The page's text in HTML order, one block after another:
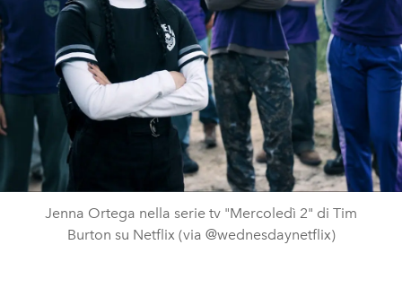
Jenna Ortega nella serie tv "Mercoledì 2" di Tim
Burton su Netflix (via @wednesdaynetflix)